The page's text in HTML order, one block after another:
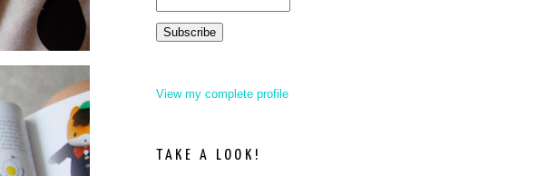
View my complete profile
TAKE A LOOK!